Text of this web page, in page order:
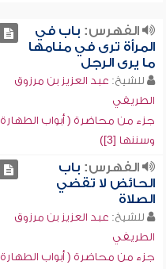
الفهرس: باب في
المرأة ترى في منامها
ما يرى الرجل
للشيخ: عبد العزيز بن مرزوق
الطريفي
جزء من محاضرة ( أبواب الطهارة
وسننها [3])
الفهرس: باب
الحائض لا تقضي
الصلاة
للشيخ: عبد العزيز بن مرزوق
الطريفي
جزء من محاضرة ( أبواب الطهارة